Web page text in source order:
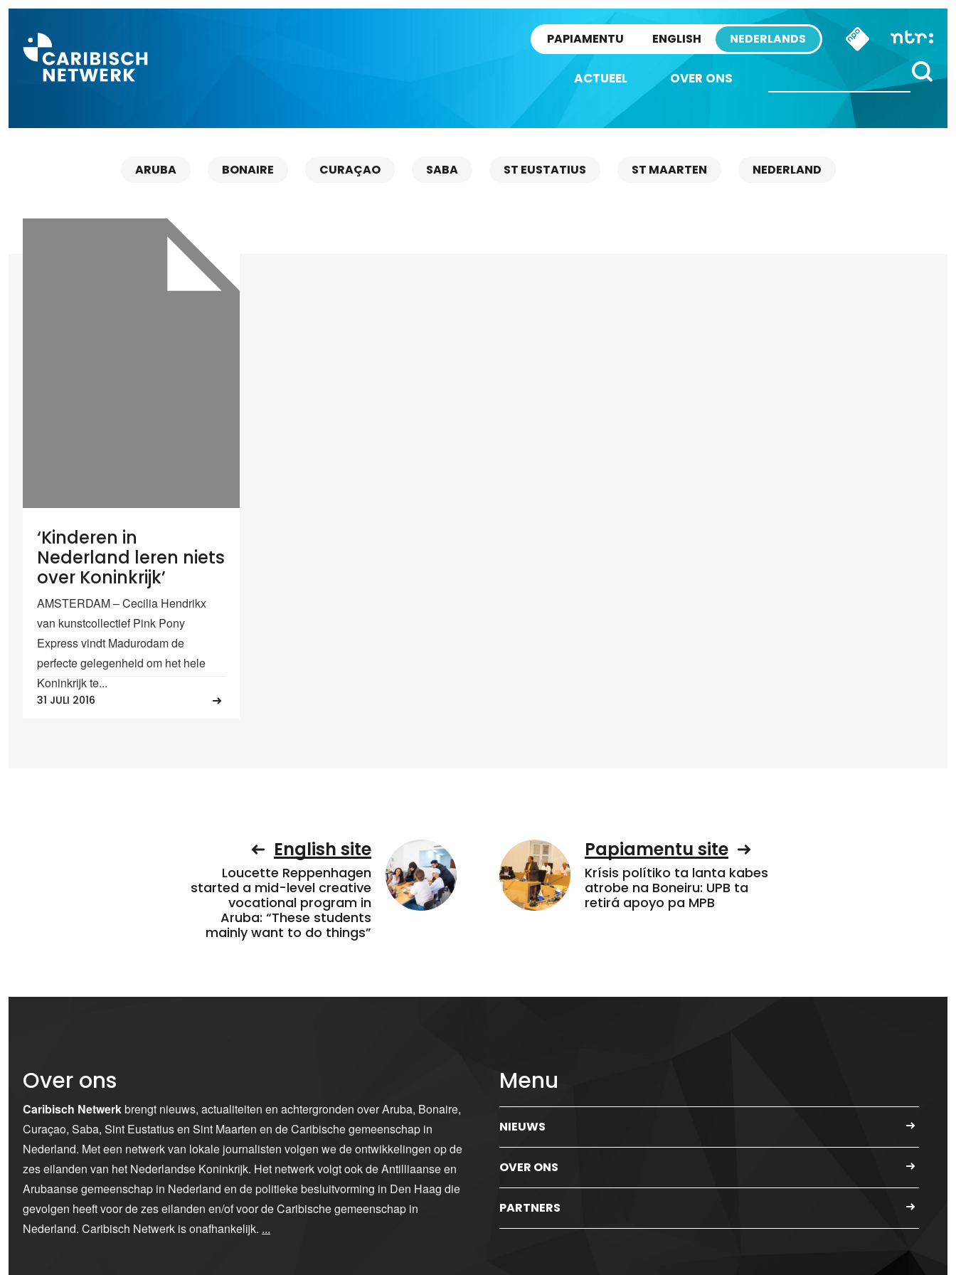
PAPIAMENTU ENGLISH NEDERLANDS
ACTUEEL OVER ONS
ARUBA BONAIRE CURAÇAO SABA ST EUSTATIUS ST MAARTEN NEDERLAND
‘Kinderen in
Nederland leren niets
over Koninkrijk’
AMSTERDAM – Cecilia Hendrikx
van kunstcollectief Pink Pony
Express vindt Madurodam de
perfecte gelegenheid om het hele
Koninkrijk te...
31 JULI 2016
English site
Loucette Reppenhagen
started a mid-level creative
vocational program in
Aruba: “These students
mainly want to do things”
Papiamentu site
Krísis polítiko ta lanta kabes
atrobe na Boneiru: UPB ta
retirá apoyo pa MPB
Over ons
Caribisch Netwerkbrengt nieuws, actualiteiten en achtergronden over Aruba, Bonaire,
Curaçao, Saba, Sint Eustatius en Sint Maarten en de Caribische gemeenschap in
Nederland. Met een netwerk van lokale journalisten volgen we de ontwikkelingen op de
zes eilanden van het Nederlandse Koninkrijk. Het netwerk volgt ook de Antilliaanse en
Arubaanse gemeenschap in Nederland en de politieke besluitvorming in Den Haag die
gevolgen heeft voor de zes eilanden en/of voor de Caribische gemeenschap in
Nederland. Caribisch Netwerk is onafhankelijk. ...
Menu
NIEUWS
OVER ONS
PARTNERS